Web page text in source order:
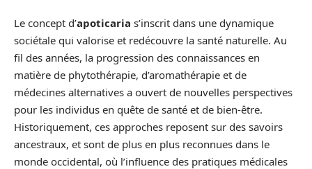
Le concept d’apoticaria s’inscrit dans une dynamique
sociétale qui valorise et redécouvre la santé naturelle. Au
fil des années, la progression des connaissances en
matière de phytothérapie, d’aromathérapie et de
médecines alternatives a ouvert de nouvelles perspectives
pour les individus en quête de santé et de bien-être.
Historiquement, ces approches reposent sur des savoirs
ancestraux, et sont de plus en plus reconnues dans le
monde occidental, où l’influence des pratiques médicales